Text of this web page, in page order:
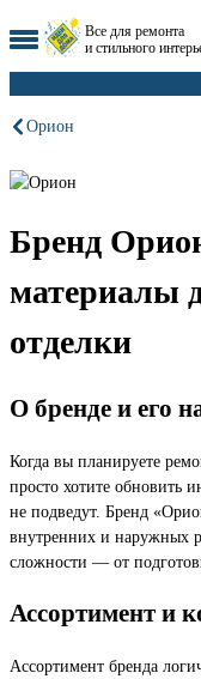
Все для ремонта
и стильного
Орион
Бренд
материалы
отделки
О бренде и его
Когда вы планируете
просто хотите обновить
не подведут. Бренд
внутренних и наружных
сложности — от
Ассортимент и
Ассортимент бренда